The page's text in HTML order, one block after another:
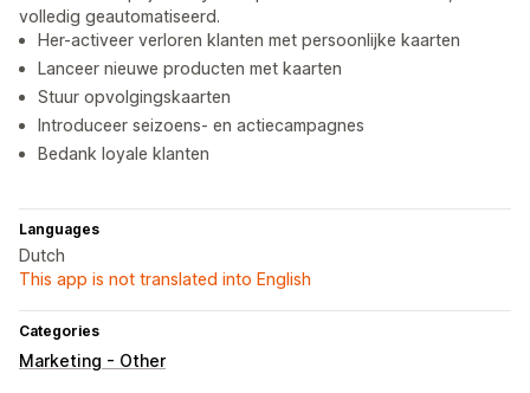
volledig geautomatiseerd.
Her-activeer verloren klanten met persoonlijke kaarten
Lanceer nieuwe producten met kaarten
Stuur opvolgingskaarten
Introduceer seizoens- en actiecampagnes
Bedank loyale klanten
Languages
Dutch
This app is not translated into English
Categories
Marketing - Other